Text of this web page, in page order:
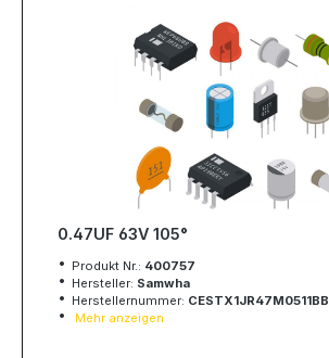
0.47UF 63V 105°
Produkt Nr.: 400757
Hersteller: Samwha
Herstellernummer: CESTX1JR47M0511BB
Mehr anzeigen